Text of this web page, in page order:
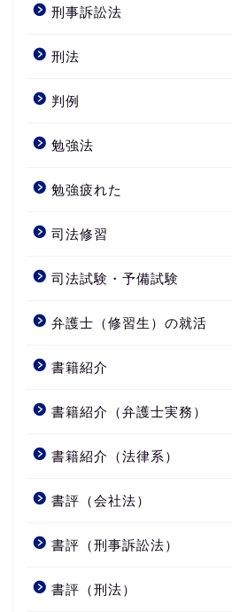
刑事訴訟法
刑法
判例
勉強法
勉強疲れた
司法修習
司法試験・予備試験
弁護士（修習生）の就活
書籍紹介
書籍紹介（弁護士実務）
書籍紹介（法律系）
書評（会社法）
書評（刑事訴訟法）
書評（刑法）